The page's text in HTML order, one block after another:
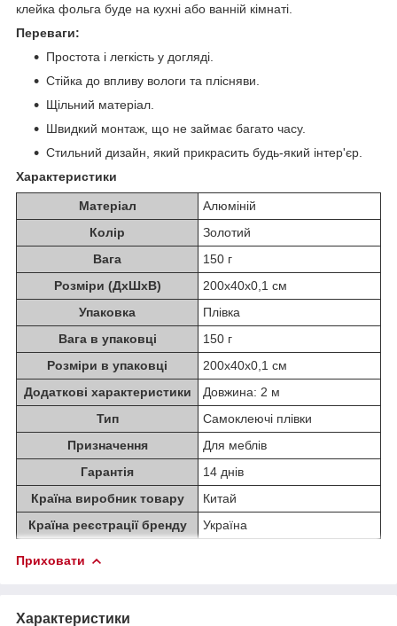
клейка фольга буде на кухні або ванній кімнаті.
Переваги:
Простота і легкість у догляді.
Стійка до впливу вологи та плісняви.
Щільний матеріал.
Швидкий монтаж, що не займає багато часу.
Стильний дизайн, який прикрасить будь-який інтер'єр.
Характеристики
Матеріал
Алюміній
Колір
Золотий
Вага
150 г
Розміри (ДхШхВ)
200х40х0,1 см
Упаковка
Плівка
Вага в упаковці
150 г
Розміри в упаковці
200х40х0,1 см
Додаткові характеристики
Довжина: 2 м
Тип
Самоклеючі плівки
Призначення
Для меблів
Гарантія
14 днів
Країна виробник товару
Китай
Країна реєстрації бренду
Україна
Приховати
Характеристики